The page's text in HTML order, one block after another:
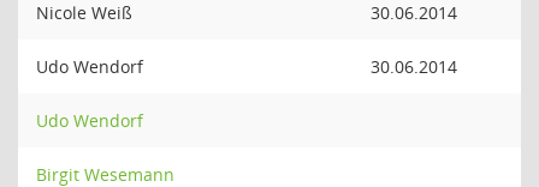
Nicole Weiß 30.06.2014
Udo Wendorf 30.06.2014
Udo Wendorf
Birgit Wesemann